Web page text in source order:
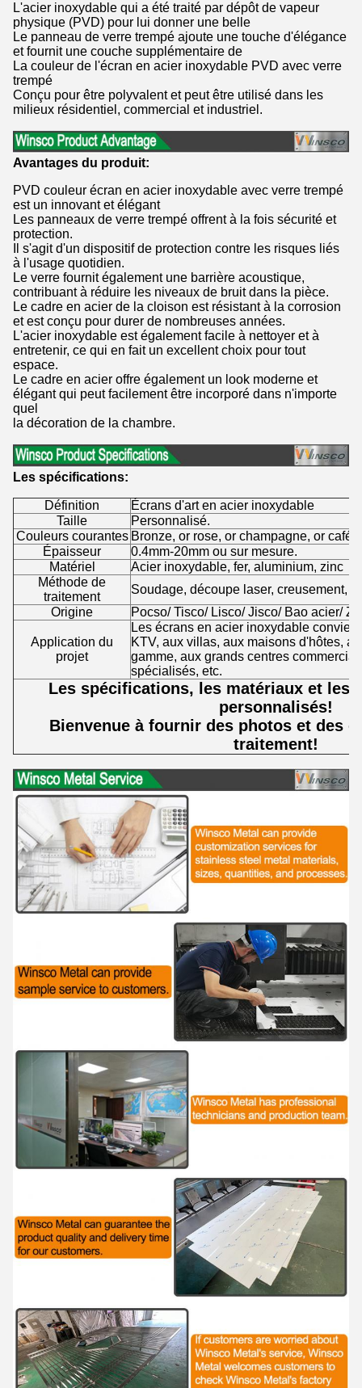
L'acier inoxydable qui a été traité par dépôt de vapeur
physique (PVD) pour lui donner une belle
Le panneau de verre trempé ajoute une touche d'élégance
et fournit une couche supplémentaire de
La couleur de l'écran en acier inoxydable PVD avec verre
trempé
Conçu pour être polyvalent et peut être utilisé dans les
milieux résidentiel, commercial et industriel.
Avantages du produit:
PVD couleur écran en acier inoxydable avec verre trempé
est un innovant et élégant
Les panneaux de verre trempé offrent à la fois sécurité et
protection.
Il s'agit d'un dispositif de protection contre les risques liés
à l'usage quotidien.
Le verre fournit également une barrière acoustique,
contribuant à réduire les niveaux de bruit dans la pièce.
Le cadre en acier de la cloison est résistant à la corrosion
et est conçu pour durer de nombreuses années.
L'acier inoxydable est également facile à nettoyer et à
entretenir, ce qui en fait un excellent choix pour tout
espace.
Le cadre en acier offre également un look moderne et
élégant qui peut facilement être incorporé dans n'importe
quel
la décoration de la chambre.
Les spécifications:
Définition
Écrans d'art en acier inoxydable
Taille
Personnalisé.
Couleurs courantes Bronze, or rose, or champagne, or café,
Épaisseur
0.4mm-20mm ou sur mesure.
Matériel
Acier inoxydable, fer, aluminium, zinc
Méthode de
traitement
Soudage, découpe laser, creusement,
Origine
Pocso/ Tisco/ Lisco/ Jisco/ Bao acier/
Application du
projet
Les écrans en acier inoxydable
KTV, aux villas, aux maisons d'hôtes,
gamme, aux grands centres
spécialisés, etc.
Les spécifications, les matériaux et les
personnalisés!
Bienvenue à fournir des photos et des
traitement!